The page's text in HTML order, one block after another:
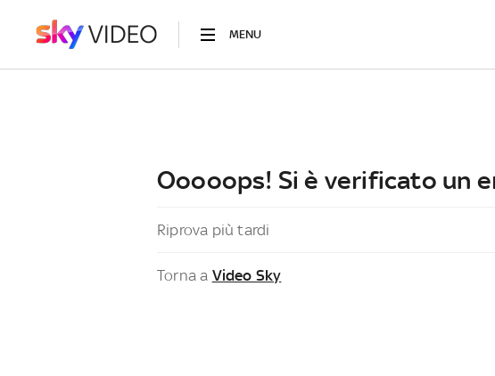
MENU
Ooooops! Si è verificato un
Riprova più tardi
Torna a Video Sky